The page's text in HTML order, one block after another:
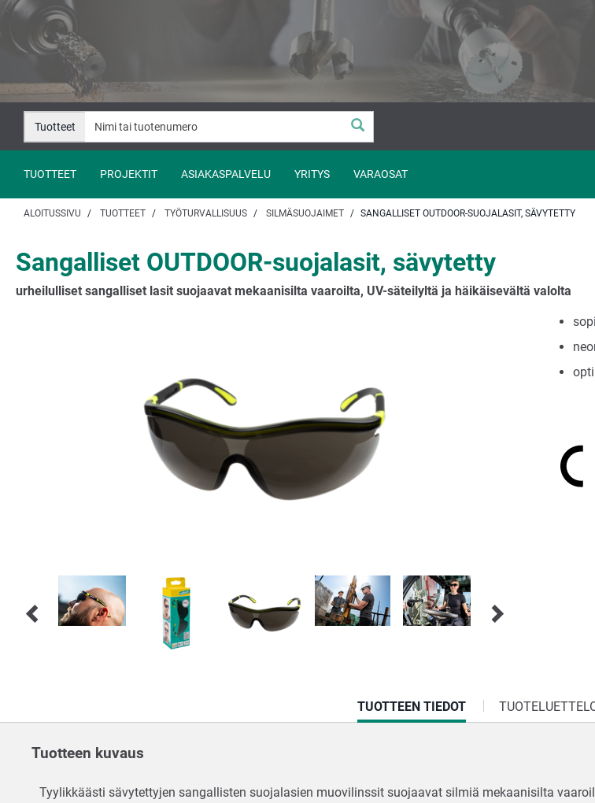
Siirry
sisältöön
Siirry
navigaatioon
Tuotteet
TUOTTEET PROJEKTIT ASIAKASPALVELU YRITYS VARAOSAT
ALOITUSSIVU TUOTTEET TYÖTURVALLISUUS SILMÄSUOJAIMET SANGALLISET OUTDOOR-SUOJALASIT, SÄVYTETTY
Sangalliset OUTDOOR-suojalasit, sävytetty
urheilulliset sangalliset lasit suojaavat mekaanisilta vaaroilta, UV-säteilyltä ja häikäisevältä valolta
CURRENT
TAB:
TUOTTEEN TIEDOT
Tuotteen kuvaus
Tyylikkäästi sävytettyjen sangallisten suojalasien muovilinssit suojaavat silmiä mekaanisilta